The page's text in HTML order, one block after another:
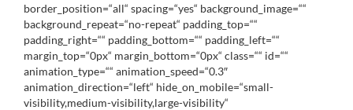
border_position=“all“ spacing=“yes“ background_image=““
background_repeat=“no-repeat“ padding_top=““
padding_right=““ padding_bottom=““ padding_left=““
margin_top=“0px“ margin_bottom=“0px“ class=““ id=““
animation_type=““ animation_speed=“0.3″
animation_direction=“left“ hide_on_mobile=“small-
visibility,medium-visibility,large-visibility“